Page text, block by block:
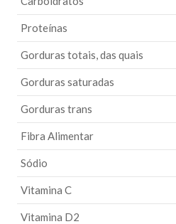
Proteínas
Gorduras totais, das quais
Gorduras saturadas
Gorduras trans
Fibra Alimentar
Sódio
Vitamina C
Vitamina D2